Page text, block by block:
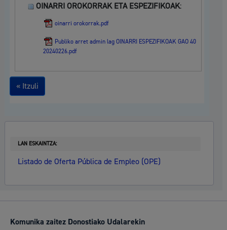
OINARRI OROKORRAK ETA ESPEZIFIKOAK:
oinarri orokorrak.pdf
Publiko arret admin lag OINARRI ESPEZIFIKOAK GAO 40
20240226.pdf
« Itzuli
LAN ESKAINTZA:
Listado de Oferta Pública de Empleo (OPE)
Komunika zaitez Donostiako Udalarekin